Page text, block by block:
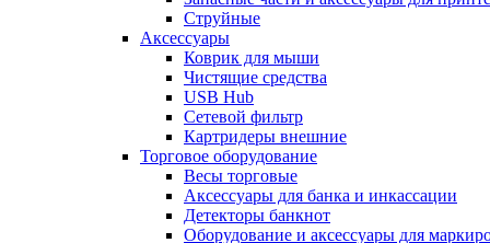
Струйные
Аксессуары
Коврик для мыши
Чистящие средства
USB Hub
Сетевой фильтр
Картридеры внешние
Торговое оборудование
Весы торговые
Аксессуары для банка и инкассации
Детекторы банкнот
Оборудование и аксессуары для